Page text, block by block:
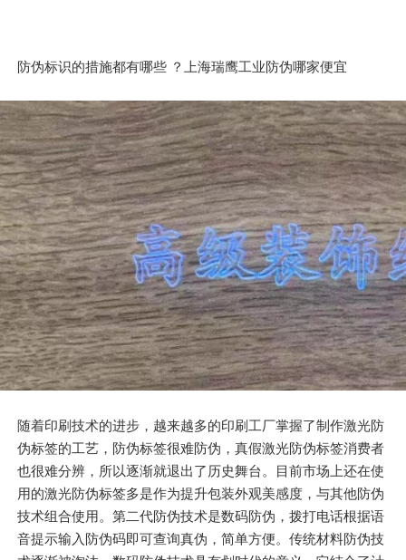
防伪标识的措施都有哪些 ？上海瑞鹰工业防伪哪家便宜
随着印刷技术的进步，越来越多的印刷工厂掌握了制作激光防
伪标签的工艺，防伪标签很难防伪，真假激光防伪标签消费者
也很难分辨，所以逐渐就退出了历史舞台。目前市场上还在使
用的激光防伪标签多是作为提升包装外观美感度，与其他防伪
技术组合使用。第二代防伪技术是数码防伪，拨打电话根据语
音提示输入防伪码即可查询真伪，简单方便。传统材料防伪技